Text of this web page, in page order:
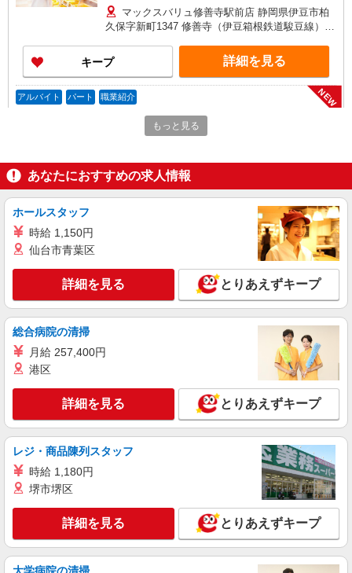
間3カ月後、6カ月ごと更新 ※試用期間中も条件は
同じです
マックスバリュ修善寺駅前店 静岡県伊豆市柏
久保字新町1347 修善寺（伊豆箱根鉄道駿豆線）北
13分）,大仁（伊豆箱根鉄道駿豆線）（約33分）
キープ 詳細を見る
アルバイト パート 職業紹介 NEW
お魚のパック詰めや品出し
【契約期間】 試用期間3カ月後、6カ月ごと更新
※試用期間中も条件は同じです
マックスバリュ修善寺店 静岡県伊豆市修善寺
66 修善寺（伊豆箱根鉄道駿豆線）南口（約14
分）,大仁（伊豆箱根鉄道駿豆線）（約20分）,牧
之郷（伊豆箱根鉄道駿豆線）（約28分）
キープ 詳細を見る
アルバイト パート 職業紹介
マックスバリュ修善寺駅前店
NEW
スーパーでのレジスタッフ
支給（当社規定による） 【契約期間】 試用期間
3カ月後、6カ月ごと更新 ※試用期間中も条件は同
マックスバリュ修善寺駅前店 静岡県伊豆市柏
久保字新町1347 修善寺（伊豆箱根鉄道駿豆線）北
13分）,大仁（伊豆箱根鉄道駿豆線）（約33分）
キープ 詳細を見る
マックスバリュエクスプレス天城湯ヶ島店
NEW
スーパーでのお惣菜・お寿司売場担当
【契約期間】 試用期間3カ月後、6カ月ごと更新
※試用期間中も条件は同じです
マックスバリュエクスプレス天城湯ヶ島店 静
岡県伊豆市青羽根351-1 修善寺（伊豆箱根鉄道駿
豆線）南口（約81分）,牧之郷（伊豆箱根鉄道駿豆
もっと見る
あなたにおすすめの求人情報
ホールスタッフ
時給 1,150円
仙台市青葉区
詳細を見る とりあえずキープ
総合病院の清掃
月給 257,400円
港区
詳細を見る とりあえずキープ
レジ・商品陳列スタッフ
時給 1,180円
堺市堺区
詳細を見る とりあえずキープ